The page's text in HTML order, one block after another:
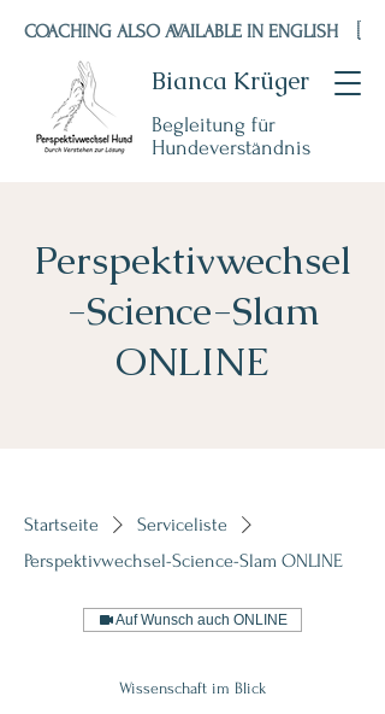
COACHING ALSO AVAILABLE IN ENGLISH
Bianca Krüger
Begleitung für
Hundeverständnis
Perspektivwechsel
-Science-Slam
ONLINE
Startseite
Serviceliste
Perspektivwechsel-Science-Slam ONLINE
Auf Wunsch auch ONLINE
Wissenschaft im Blick